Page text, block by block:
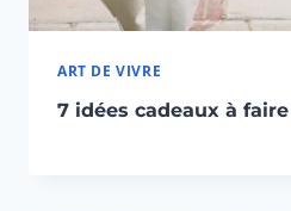
ART DE VIVRE
7 idées cadeaux à